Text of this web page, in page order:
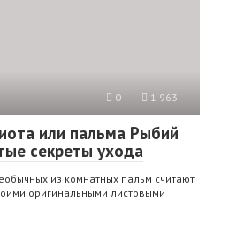
0 1 963
или пальма Рыбий
секреты ухода
из комнатных пальм считают
оригинальными листовыми